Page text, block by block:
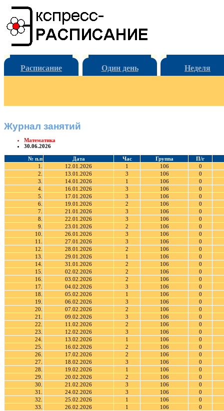
Расписание Один день Неделя
Журнал занятий
Математика
30.06.2026
№ п.п Дата Час Группа
П/г
1.
12.01.2026 1 106
0
2.
13.01.2026 3 106
0
3.
14.01.2026 1 106
0
4.
16.01.2026 3 106
0
5.
17.01.2026 3 106
0
6.
19.01.2026 2 106
0
7.
21.01.2026 3 106
0
8.
22.01.2026 3 106
0
9.
23.01.2026 2 106
0
10.
26.01.2026 3 106
0
11.
27.01.2026 3 106
0
12.
28.01.2026 2 106
0
13.
29.01.2026 1 106
0
14.
31.01.2026 2 106
0
15.
02.02.2026 2 106
0
16.
03.02.2026 2 106
0
17.
04.02.2026 3 106
0
18.
05.02.2026 1 106
0
19.
06.02.2026 3 106
0
20.
07.02.2026 2 106
0
21.
09.02.2026 3 106
0
22.
11.02.2026 2 106
0
23.
12.02.2026 3 106
0
24.
13.02.2026 1 106
0
25.
16.02.2026 2 106
0
26.
17.02.2026 2 106
0
27.
18.02.2026 3 106
0
28.
19.02.2026 1 106
0
29.
20.02.2026 2 106
0
30.
21.02.2026 3 106
0
31.
24.02.2026 3 106
0
32.
25.02.2026 1 106
0
33.
26.02.2026 1 106
0